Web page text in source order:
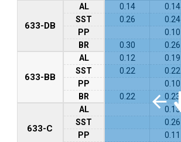
633-DB
AL 0.14 0.14
SST
0.26 0.24
PP
0.10
BR
0.30 0.26
633-BB
AL 0.12 0.19
SST
0.22 0.22
PP
0.10
BR
0.22 0.23
633-C
AL 0.13
SST
0.26
PP
0.11